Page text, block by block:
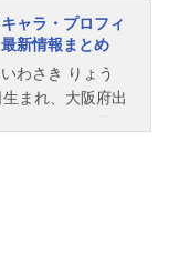
ャラ・プロフィ
新情報まとめ
わさき りょう
まれ、大阪府出
を演じていま